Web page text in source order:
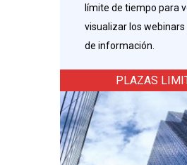
límite de tiempo para
visualizar los
de información.
PLAZAS